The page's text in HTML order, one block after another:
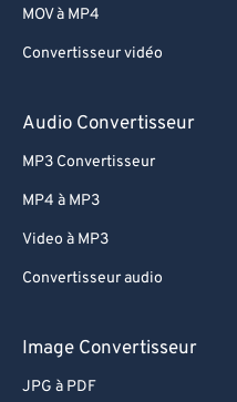
MOV à MP4
Convertisseur vidéo
Audio Convertisseur
MP3 Convertisseur
MP4 à MP3
Video à MP3
Convertisseur audio
Image Convertisseur
JPG à PDF